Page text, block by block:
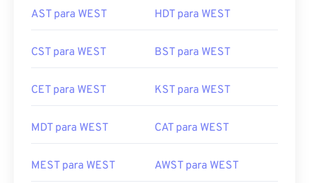
AST para WEST HDT para WEST
CST para WEST BST para WEST
CET para WEST KST para WEST
MDT para WEST CAT para WEST
MEST para WEST AWST para WEST